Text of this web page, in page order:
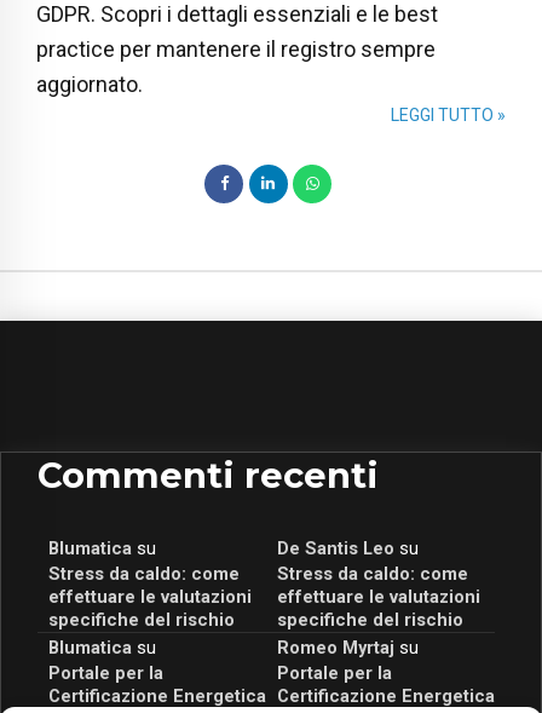
GDPR. Scopri i dettagli essenziali e le best
practice per mantenere il registro sempre
aggiornato.
LEGGI TUTTO »
Commenti recenti
Blumaticasu
Stress da caldo: come
effettuare le valutazioni
specifiche del rischio
De Santis Leo su
Stress da caldo: come
effettuare le valutazioni
specifiche del rischio
Blumaticasu
Portale per la
Certificazione Energetica
Romeo Myrtaj su
Portale per la
Certificazione Energetica